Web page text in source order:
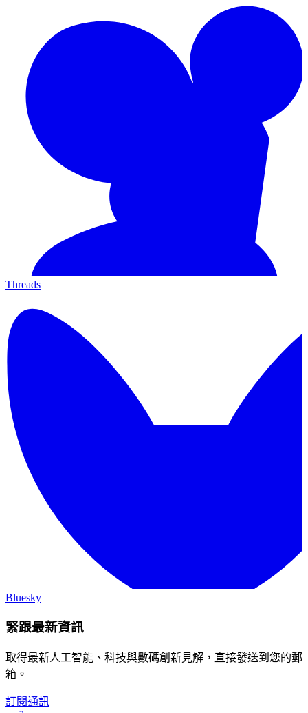
Threads
Bluesky
緊跟最新資訊
取得最新人工智能、科技與數碼創新見解，直接發送到您的郵
箱。
訂閱通訊